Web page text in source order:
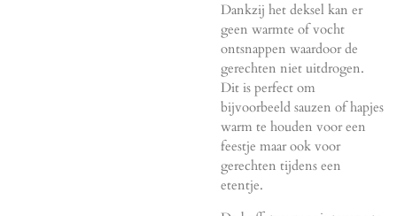
Dankzij het deksel kan er
geen warmte of vocht
ontsnappen waardoor de
gerechten niet uitdrogen.
Dit is perfect om
bijvoorbeeld sauzen of hapjes
warm te houden voor een
feestje maar ook voor
gerechten tijdens een
etentje.